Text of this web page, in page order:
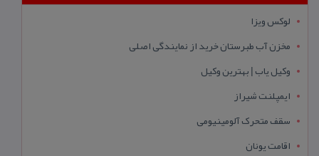
لوکس ویزا
مخزن آب طبرستان خرید از نمایندگی اصلی
وکیل یاب | بهترین وکیل
ایمپلنت شیراز
سقف متحرک آلومینیومی
اقامت یونان